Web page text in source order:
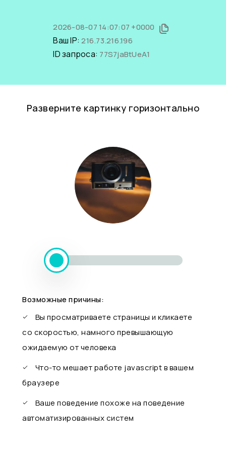
2026-08-07 14:07:07 +0000
Ваш IP:216.73.216.196
ID запроса: 77S7jaBtUeA1
Разверните картинку горизонтально
Возможные причины:
Вы просматриваете страницы и кликаете
со скоростью, намного превышающую
ожидаемую от человека
Что-то мешает работе javascript в вашем
браузере
Ваше поведение похоже на поведение
автоматизированных систем